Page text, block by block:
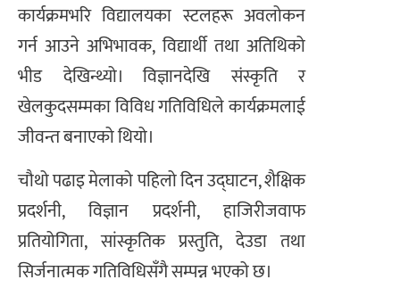
कार्यक्रमभरि विद्यालयका स्टलहरू अवलोकन
गर्न आउने अभिभावक, विद्यार्थी तथा अतिथिको
भीड देखिन्थ्यो। विज्ञानदेखि संस्कृति र
खेलकुदसम्मका विविध गतिविधिले कार्यक्रमलाई
जीवन्त बनाएको थियो।
चौथो पढाइ मेलाको पहिलो दिन उद्घाटन, शैक्षिक
प्रदर्शनी, विज्ञान प्रदर्शनी, हाजिरीजवाफ
प्रतियोगिता, सांस्कृतिक प्रस्तुति, देउडा तथा
सिर्जनात्मक गतिविधिसँगै सम्पन्न भएको छ।